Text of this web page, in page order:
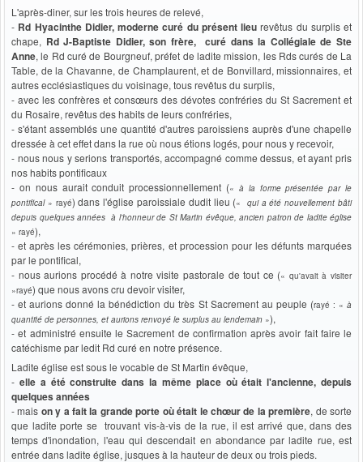
L'après-diner, sur les trois heures de relevé,
- Rd Hyacinthe Didier, moderne curé du présent lieurevêtus du surplis et
chape, Rd J-Baptiste Didier, son frère, curé dans la Collégiale de Ste
Anne, le Rd curé de Bourgneuf, préfet de ladite mission, les Rds curés de La
Table, de la Chavanne, de Champlaurent, et de Bonvillard, missionnaires, et
autres ecclésiastiques du voisinage, tous revêtus du surplis,
- avec les confrères et consœurs des dévotes confréries du St Sacrement et
du Rosaire, revêtus des habits de leurs confréries,
- s'étant assemblés une quantité d'autres paroissiens auprès d'une chapelle
dressée à cet effet dans la rue où nous étions logés, pour nous y recevoir,
- nous nous y serions transportés, accompagné comme dessus, et ayant pris
nos habits pontificaux
- on nous aurait conduit processionnellement (« à la forme présentée par le
pontifical» rayé) dans l'église paroissiale dudit lieu (« qui a été nouvellement bâti
depuis quelques années à l'honneur de St Martin évêque, ancien patron de ladite église
» rayé),
- et après les cérémonies, prières, et procession pour les défunts marquées
par le pontifical,
- nous aurions procédé à notre visite pastorale de tout ce (« qu'avait à visiter
»rayé) que nous avons cru devoir visiter,
- et aurions donné la bénédiction du très St Sacrement au peuple (rayé : « à
quantité de personnes, et aurions renvoyé le surplus au lendemain »),
- et administré ensuite le Sacrement de confirmation après avoir fait faire le
catéchisme par ledit Rd curé en notre présence.
Ladite église est sous le vocable de St Martin évêque,
- elle a été construite dans la même place où était l'ancienne, depuis
quelques années
- mais on y a fait la grande porte où était le chœur de la première, de sorte
que ladite porte se trouvant vis-à-vis de la rue, il est arrivé que, dans des
temps d'inondation, l'eau qui descendait en abondance par ladite rue, est
entrée dans ladite église, jusques à la hauteur de deux ou trois pieds.